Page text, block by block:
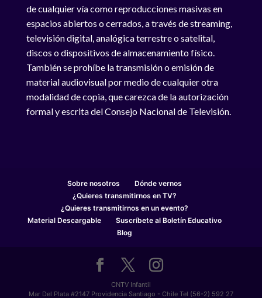
de cualquier vía como reproducciones masivas en
espacios abiertos o cerrados, a través de streaming,
televisión digital, analógica terrestre o satelital,
discos o dispositivos de almacenamiento físico.
También se prohíbe la transmisión o emisión de
material audiovisual por medio de cualquier otra
modalidad de copia, que carezca de la autorización
formal y escrita del Consejo Nacional de Televisión.
Sobre nosotros
Dónde vernos
¿Quieres transmitirnos en TV?
¿Quieres transmitirnos en un evento?
Material Descargable
Suscríbete al Boletín Educativo
Blog
CNTV Infantil
Mar Del Plata #2147 Providencia Santiago - Chile Tel (56-2) 592 27